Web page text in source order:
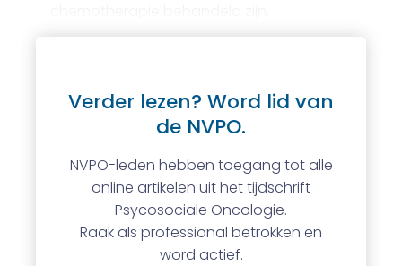
Verder lezen? Word lid van
de NVPO.
NVPO-leden hebben toegang tot alle
online artikelen uit het tijdschrift
Psycosociale Oncologie.
Raak als professional betrokken en
word actief.